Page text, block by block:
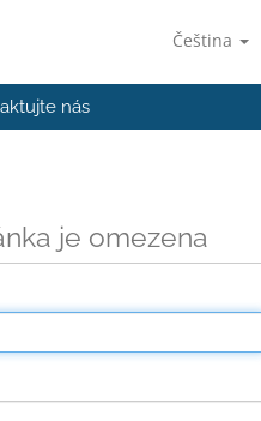
Čeština
nás
je omezena